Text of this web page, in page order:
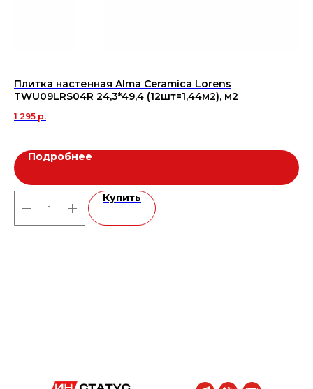
Плитка настенная Alma Ceramica Lorens
TWU09LRS04R 24,3*49,4 (12шт=1,44м2), м2
1 295 р.
Подробнее
Купить